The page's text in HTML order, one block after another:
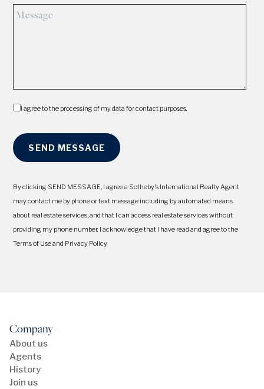
I agree to the processing of my data for contact purposes.
By clicking SEND MESSAGE, I agree a Sotheby's International Realty Agent
may contact me by phone or text message including by automated means
about real estate services, and that I can access real estate services without
providing my phone number. I acknowledge that I have read and agree to the
Terms of Use and Privacy Policy.
Company
About us
Agents
History
Join us